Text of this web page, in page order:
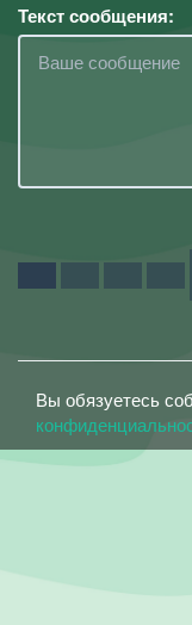
Текст сообщения:
Вы обязуетесь